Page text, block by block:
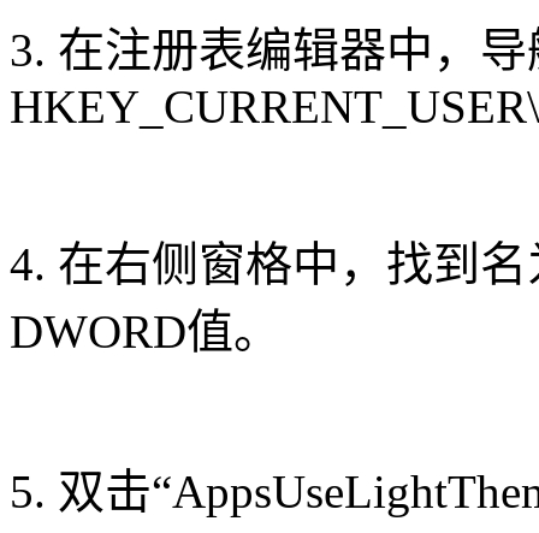
3. 在注册表编辑器中，
4. 在右侧窗格中，找到名
DWORD值。
5. 双击